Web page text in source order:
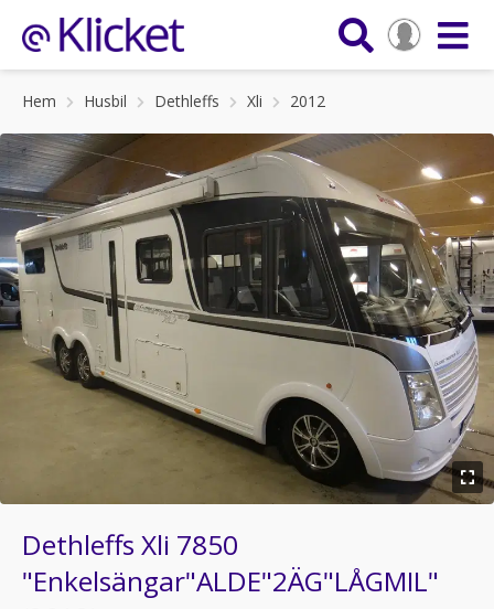
Hem Husbil Dethleffs Xli 2012
Dethleffs Xli 7850
"Enkelsängar"ALDE"2ÄG"LÅGMIL"